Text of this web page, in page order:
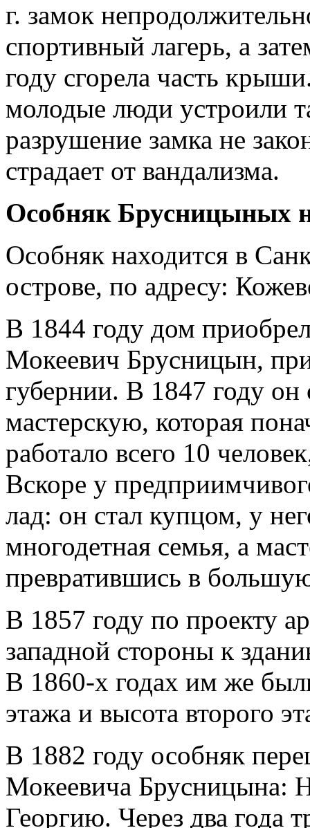
г. замок
спортивный лагерь, а
году сгорела часть
молодые люди устроили
разрушение замка не
страдает от вандализма.
Особняк Брусницыных
Особняк находится в
острове, по адресу:
В 1844 году дом
Мокеевич Брусницын,
губернии. В 1847 году он
мастерскую, которая
работало всего 10
Вскоре у
лад: он стал купцом, у
многодетная семья, а
превратившись в
В 1857 году по проекту
западной стороны к
В 1860-х годах им же
этажа и высота второго
В 1882 году особняк
Мокеевича Брусницына:
Георгию. Через два года